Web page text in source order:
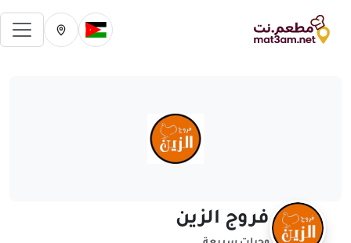
تغيير الدولة الحالية
تغيير المدينة
فروج الزين